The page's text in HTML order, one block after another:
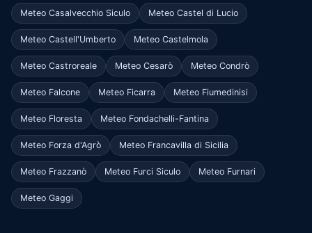
Meteo Casalvecchio Siculo Meteo Castel di Lucio
Meteo Castell'Umberto Meteo Castelmola
Meteo Castroreale Meteo Cesarò Meteo Condrò
Meteo Falcone Meteo Ficarra Meteo Fiumedinisi
Meteo Floresta Meteo Fondachelli-Fantina
Meteo Forza d'Agrò Meteo Francavilla di Sicilia
Meteo Frazzanò Meteo Furci Siculo Meteo Furnari
Meteo Gaggi